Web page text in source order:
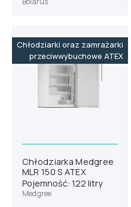
Chłodziarki oraz zamrażarki
przeciwwybuchowe ATEX
Chłodziarka Medgree
MLR 150 S ATEX
Pojemność: 122 litry
Medgree